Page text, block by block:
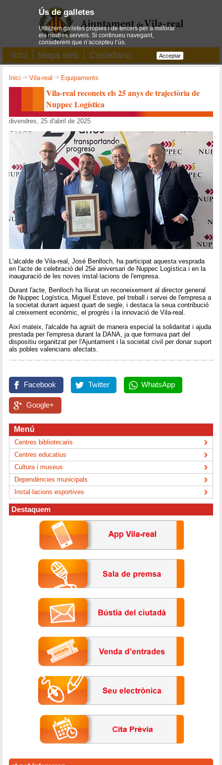
Inici Mapa web Castellano
Inici ->Vila-real -> Equipaments
Vila-real reconeix els 25 anys de trajectòria de
Nuppec Logística
divendres, 25 d'abril de 2025
L'alcalde de Vila-real, José Benlloch, ha participat aquesta vesprada
en l'acte de celebració del 25é aniversari de Nuppec Logística i en la
inauguració de les noves instal·lacions de l'empresa.
Durant l'acte, Benlloch ha lliurat un reconeixement al director general
de Nuppec Logística, Miguel Esteve, pel treball i servei de l'empresa a
la societat durant aquest quart de segle, i destaca la seua contribució
al creixement econòmic, el progrés i la innovació de Vila-real.
Així mateix, l'alcalde ha agraït de manera especial la solidaritat i ajuda
prestada per l'empresa durant la DANA, ja que formava part del
dispositiu organitzat per l'Ajuntament i la societat civil per donar suport
als pobles valencians afectats.
Facebook Twitter WhatsApp
Google+
Menú
Centres bibliotecaris
Centres educatius
Cultura i museus
Dependències municipals
Instal·lacions esportives
Destaquem
Ús de galletes
Utilitzem galletes pròpies i de tercers per a millorar
els nostres serveis. Si continueu navegant,
considerem que n’accepteu l’ús.
Acceptar